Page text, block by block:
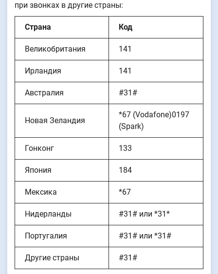
при звонках в другие страны:
Страна Код
Великобритания 141
Ирландия 141
Австралия #31#
Новая Зеландия
*67 (Vodafone)0197
(Spark)
Гонконг 133
Япония 184
Мексика *67
Нидерланды #31# или *31*
Португалия #31# или *31#
Другие страны #31#